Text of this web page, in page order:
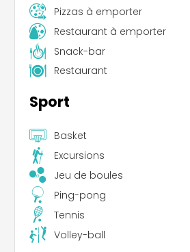
Pizzas à emporter
Restaurant à emporter
Snack-bar
Restaurant
Sport
Basket
Excursions
Jeu de boules
Ping-pong
Tennis
Volley-ball